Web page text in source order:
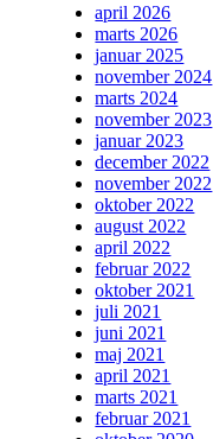
april 2026
marts 2026
januar 2025
november 2024
marts 2024
november 2023
januar 2023
december 2022
november 2022
oktober 2022
august 2022
april 2022
februar 2022
oktober 2021
juli 2021
juni 2021
maj 2021
april 2021
marts 2021
februar 2021